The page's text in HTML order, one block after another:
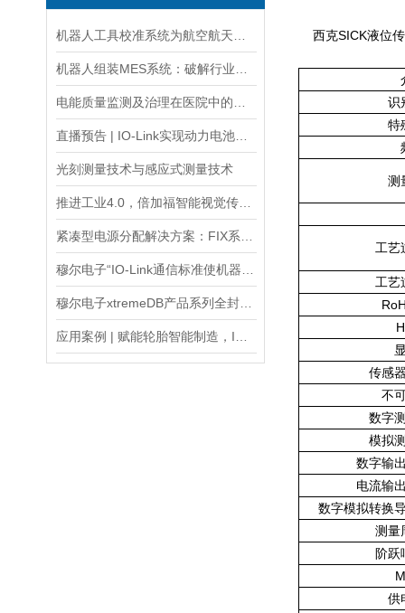
光刻测量技术与感应式测量技术
西克SICK液位传
识
特
测
工艺
工艺
传感
不
数字
模拟
数字输
电流输
数字模拟转换
测量
阶跃
供